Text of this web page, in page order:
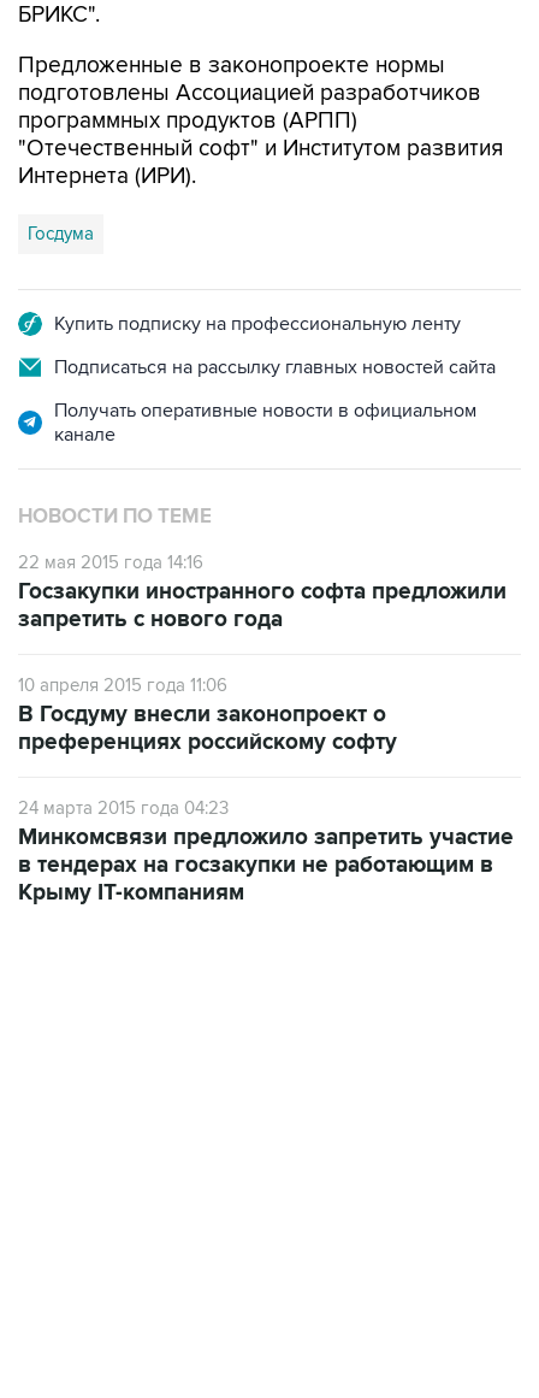
Предложенные в законопроекте нормы
программных продуктов (АРПП)
"Отечественный софт" и Институтом развития
Интернета (ИРИ).
Госдума
Подписаться на рассылку главных новостей сайта
Получать оперативные новости в официальном
НОВОСТИ ПО ТЕМЕ
22 мая 2015 года 14:16
запретить с нового года
10 апреля 2015 года 11:06
преференциях российскому софту
24 марта 2015 года 04:23
в тендерах на госзакупки не работающим в
Крыму IT-компаниям